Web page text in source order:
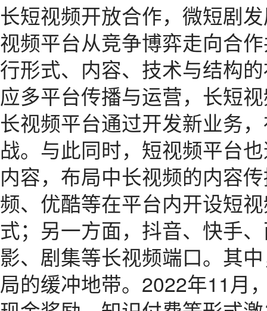
长短视频开放合作，微短剧
视频平台从竞争博弈走向合
行形式、内容、技术与结构
应多平台传播与运营，长短
长视频平台通过开发新业务
战。与此同时，短视频平台
内容，布局中长视频的内容
频、优酷等在平台内开设短
式；另一方面，抖音、快手
影、剧集等长视频端口。其
局的缓冲地带。2022年11月